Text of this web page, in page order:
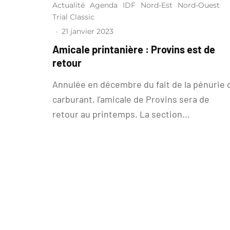
Actualité Agenda IDF Nord-Est
Nord-Ouest
Trial Classic
· 21 janvier 2023
Amicale printanière : Provins est de
retour
Annulée en décembre du fait de la pénurie
carburant, l’amicale de Provins sera de
retour au printemps. La section...